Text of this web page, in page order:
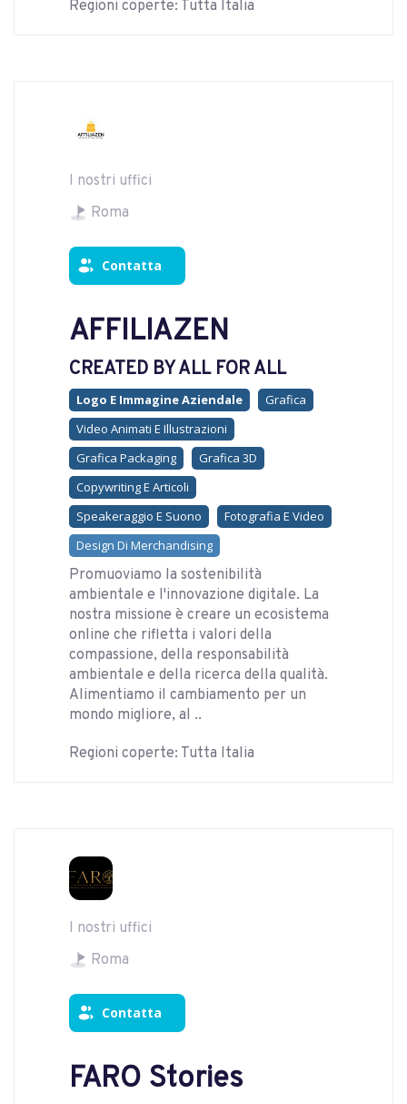
Regioni coperte: Tutta Italia
I nostri uffici
Roma
Contatta
AFFILIAZEN
CREATED BY ALL FOR ALL
Logo E Immagine Aziendale
Grafica
Video Animati E Illustrazioni
Grafica Packaging
Grafica 3D
Copywriting E Articoli
Speakeraggio E Suono
Fotografia E Video
Design Di Merchandising
Promuoviamo la sostenibilità
ambientale e l'innovazione digitale. La
nostra missione è creare un ecosistema
online che rifletta i valori della
compassione, della responsabilità
ambientale e della ricerca della qualità.
Alimentiamo il cambiamento per un
mondo migliore, al ..
Regioni coperte: Tutta Italia
I nostri uffici
Roma
Contatta
FARO Stories